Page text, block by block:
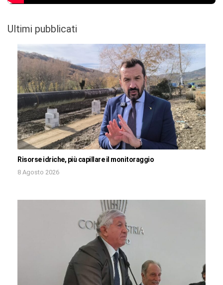
Ultimi pubblicati
Risorse idriche, più capillare il monitoraggio
8 Agosto 2026